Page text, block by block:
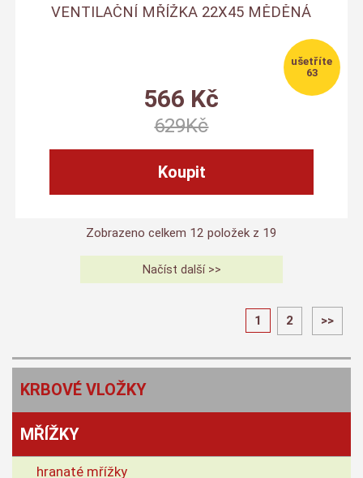
VENTILAČNÍ MŘÍŽKA 22X45 MĚDĚNÁ
566 Kč
63
629Kč
Zobrazeno celkem 12 položek z 19
1 2 >>
KRBOVÉ VLOŽKY
MŘÍŽKY
hranaté mřížky